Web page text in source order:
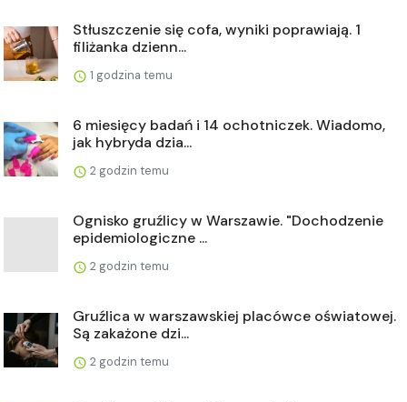
Stłuszczenie się cofa, wyniki poprawiają. 1
filiżanka dzienn...
1 godzina temu
6 miesięcy badań i 14 ochotniczek. Wiadomo,
jak hybryda dzia...
2 godzin temu
Ognisko gruźlicy w Warszawie. "Dochodzenie
epidemiologiczne ...
2 godzin temu
Gruźlica w warszawskiej placówce oświatowej.
Są zakażone dzi...
2 godzin temu